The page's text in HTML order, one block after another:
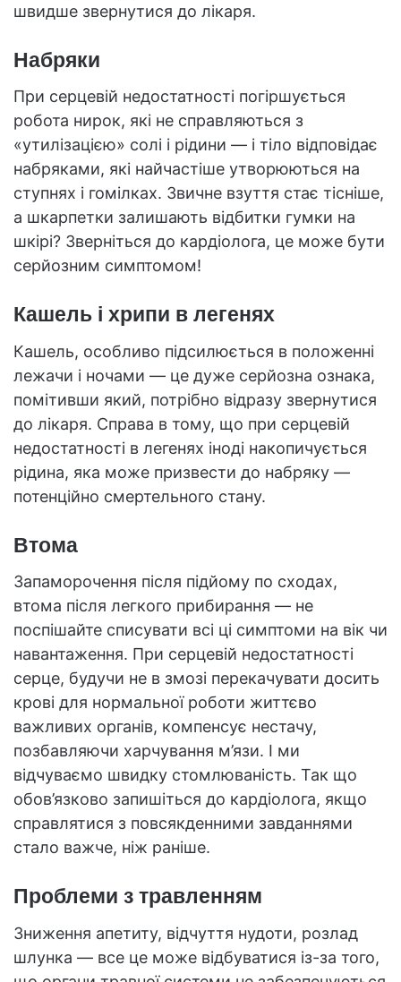
швидше звернутися до лікаря.
Набряки
При серцевій недостатності погіршується
робота нирок, які не справляються з
«утилізацією» солі і рідини — і тіло відповідає
набряками, які найчастіше утворюються на
ступнях і гомілках. Звичне взуття стає тісніше,
а шкарпетки залишають відбитки гумки на
шкірі? Зверніться до кардіолога, це може бути
серйозним симптомом!
Кашель і хрипи в легенях
Кашель, особливо підсилюється в положенні
лежачи і ночами — це дуже серйозна ознака,
помітивши який, потрібно відразу звернутися
до лікаря. Справа в тому, що при серцевій
недостатності в легенях іноді накопичується
рідина, яка може призвести до набряку —
потенційно смертельного стану.
Втома
Запаморочення після підйому по сходах,
втома після легкого прибирання — не
поспішайте списувати всі ці симптоми на вік чи
навантаження. При серцевій недостатності
серце, будучи не в змозі перекачувати досить
крові для нормальної роботи життєво
важливих органів, компенсує нестачу,
позбавляючи харчування м’язи. І ми
відчуваємо швидку стомлюваність. Так що
обов’язково запишіться до кардіолога, якщо
справлятися з повсякденними завданнями
стало важче, ніж раніше.
Проблеми з травленням
Зниження апетиту, відчуття нудоти, розлад
шлунка — все це може відбуватися із-за того,